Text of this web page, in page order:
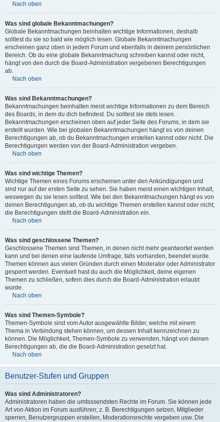
Nach oben
Was sind globale Bekanntmachungen?
Globale Bekanntmachungen beinhalten wichtige Informationen, deshalb
solltest du sie so bald wie möglich lesen. Globale Bekanntmachungen
erscheinen ganz oben in jedem Forum und ebenfalls in deinem persönlichen
Bereich. Ob du eine globale Bekanntmachung schreiben kannst oder nicht,
hängt von den durch die Board-Administration vergebenen Berechtigungen
ab.
Nach oben
Was sind Bekanntmachungen?
Bekanntmachungen beinhalten meist wichtige Informationen zu dem Bereich
des Boards, in dem du dich befindest. Du solltest sie stets lesen.
Bekanntmachungen erscheinen oben auf jeder Seite des Forums, in dem sie
erstellt wurden. Wie bei globalen Bekanntmachungen hängt es von deinen
Berechtigungen ab, ob du Bekanntmachungen erstellen kannst oder nicht. Die
Berechtigungen werden von der Board-Administration vergeben.
Nach oben
Was sind wichtige Themen?
Wichtige Themen eines Forums erscheinen unter den Ankündigungen und
sind nur auf der ersten Seite zu sehen. Sie haben meist einen wichtigen Inhalt,
weswegen du sie lesen solltest. Wie bei den Bekanntmachungen hängt es von
deinen Berechtigungen ab, ob du wichtige Themen erstellen kannst oder nicht;
die Berechtigungen stellt die Board-Administration ein.
Nach oben
Was sind geschlossene Themen?
Geschlossene Themen sind Themen, in denen nicht mehr geantwortet werden
kann und bei denen eine laufende Umfrage, falls vorhanden, beendet wurde.
Themen können aus vielen Gründen durch einen Moderator oder Administrator
gesperrt werden. Eventuell hast du auch die Möglichkeit, deine eigenen
Themen zu schließen, sofern dies durch die Board-Administration erlaubt
wurde.
Nach oben
Was sind Themen-Symbole?
Themen-Symbole sind vom Autor ausgewählte Bilder, welche mit einem
Thema in Verbindung stehen können, um dessen Inhalt kennzeichnen zu
können. Die Möglichkeit, Themen-Symbole zu verwenden, hängt von deinen
Berechtigungen ab, die die Board-Administration gesetzt hat.
Nach oben
Benutzer-Stufen und Gruppen
Was sind Administratoren?
Administratoren haben die umfassendsten Rechte im Forum. Sie können jede
Art von Aktion im Forum ausführen; z. B. Berechtigungen setzen, Mitglieder
sperren, Benutzergruppen erstellen, Moderationsrechte vergeben usw. Die